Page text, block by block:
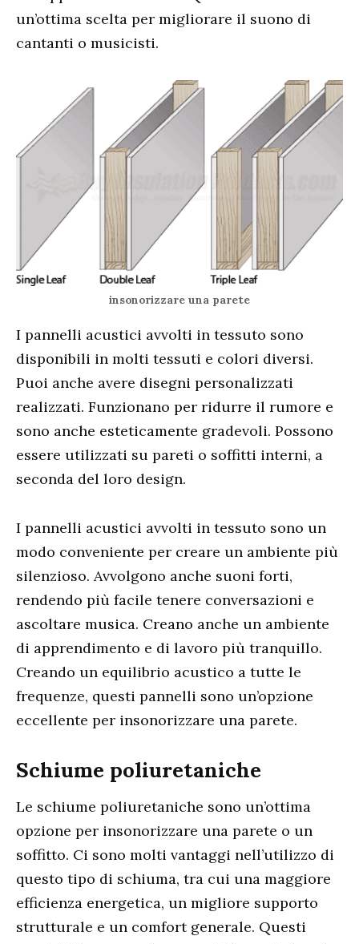
un’ottima scelta per migliorare il suono di
cantanti o musicisti.
insonorizzare una parete
I pannelli acustici avvolti in tessuto sono
disponibili in molti tessuti e colori diversi.
Puoi anche avere disegni personalizzati
realizzati. Funzionano per ridurre il rumore e
sono anche esteticamente gradevoli. Possono
essere utilizzati su pareti o soffitti interni, a
seconda del loro design.
I pannelli acustici avvolti in tessuto sono un
modo conveniente per creare un ambiente più
silenzioso. Avvolgono anche suoni forti,
rendendo più facile tenere conversazioni e
ascoltare musica. Creano anche un ambiente
di apprendimento e di lavoro più tranquillo.
Creando un equilibrio acustico a tutte le
frequenze, questi pannelli sono un’opzione
eccellente per insonorizzare una parete.
Schiume poliuretaniche
Le schiume poliuretaniche sono un’ottima
opzione per insonorizzare una parete o un
soffitto. Ci sono molti vantaggi nell’utilizzo di
questo tipo di schiuma, tra cui una maggiore
efficienza energetica, un migliore supporto
strutturale e un comfort generale. Questi